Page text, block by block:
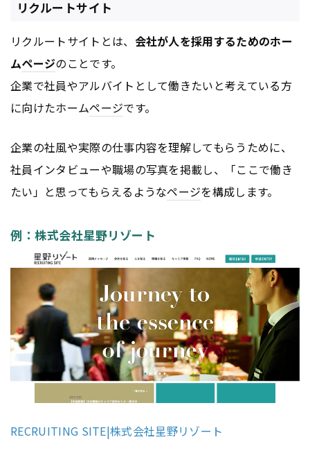
リクルートサイト
リクルートサイトとは、 会社が人を採用するためのホー
ムページのことです。
企業で社員やアルバイトとして働きたいと考えている方
に向けたホームページです。
企業の社風や実際の仕事内容を理解してもらうために、
社員インタビューや職場の写真を掲載し、「ここで働き
たい」と思ってもらえるようなページを構成します。
例：株式会社星野リゾート
RECRUITING SITE|株式会社星野リゾート